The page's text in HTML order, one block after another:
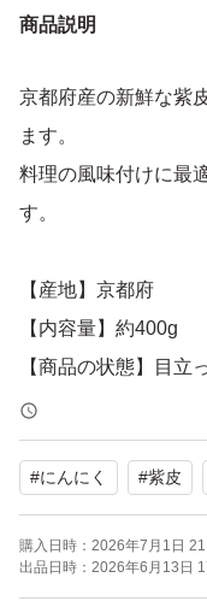
商品説明
京都府産の新鮮な紫
ます。
料理の風味付けに最
す。
【産地】京都府
【内容量】約400g
【商品の状態】目立
【カラー】ホワイト
よろしくお願いいた
#にんにく #紫皮
購入日時： 2026年7月1日
出品日時： 2026年6月13日